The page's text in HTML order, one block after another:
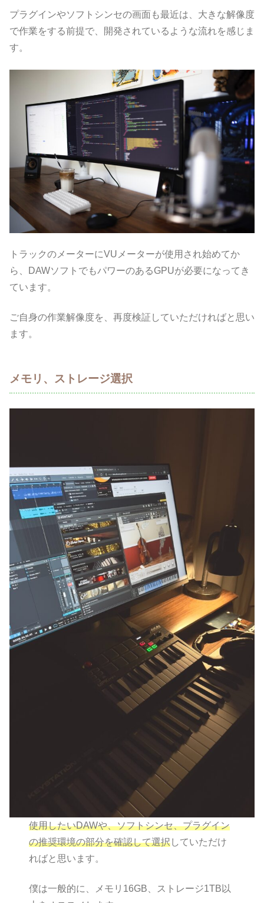
プラグインやソフトシンセの画面も最近は、大きな解像度
で作業をする前提で、開発されているような流れを感じま
す。
トラックのメーターにVUメーターが使用され始めてか
ら、DAWソフトでもパワーのあるGPUが必要になってき
ています。
ご自身の作業解像度を、再度検証していただければと思い
ます。
メモリ、ストレージ選択
使用したいDAWや、ソフトシンセ、プラグイン
の推奨環境の部分を確認して選択していただけ
ればと思います。
僕は一般的に、メモリ16GB、ストレージ1TB以